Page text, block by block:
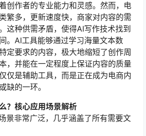
创作者的专业能力和灵感。然而，电
繁多，更新速度快，商家对内容的需
这种供需矛盾，使得AI写作技术找到
。AI工具能够通过学习海量文本数
定要求的内容，极大地缩短了创作周
，并能在一定程度上保证内容的质量
仅是辅助工具，而是正在成为电商内
缺的一环。
？核心应用场景解析
景非常广泛，几乎涵盖了所有需要文